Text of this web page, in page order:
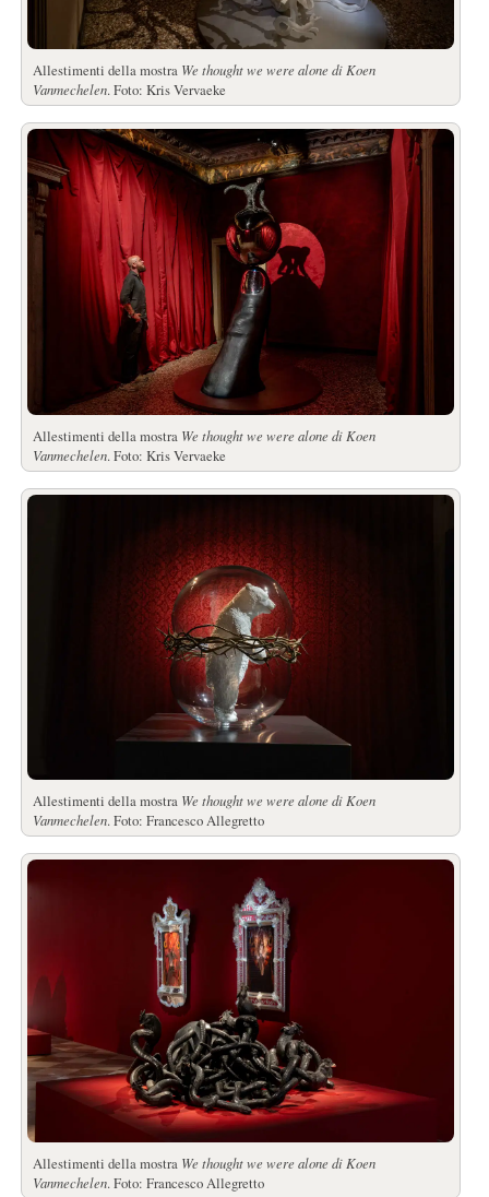
Allestimenti della mostra We thought we were alone di Koen
Vanmechelen. Foto: Kris Vervaeke
Allestimenti della mostra We thought we were alone di Koen
Vanmechelen. Foto: Kris Vervaeke
Allestimenti della mostra We thought we were alone di Koen
Vanmechelen. Foto: Francesco Allegretto
Allestimenti della mostra We thought we were alone di Koen
Vanmechelen. Foto: Francesco Allegretto